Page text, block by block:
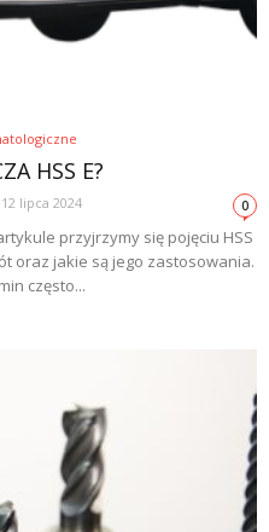
HSS E?
12 lipca 2024 0
przyjrzymy się pojęciu HSS
oraz jakie są jego zastosowania.
często...